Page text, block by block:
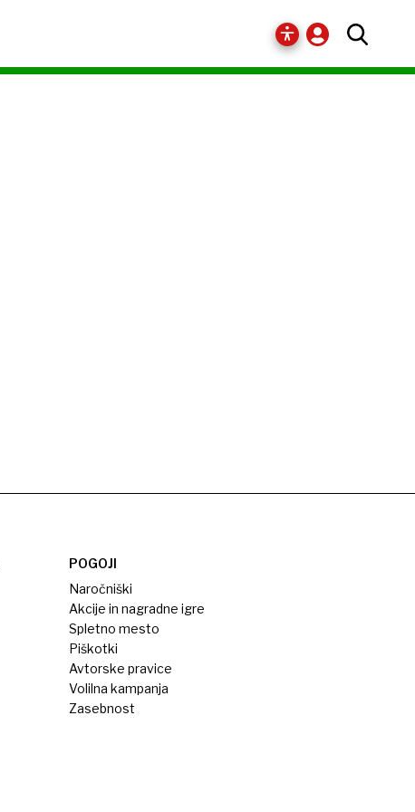
POGOJI
Naročniški
Akcije in nagradne igre
Spletno mesto
Piškotki
Avtorske pravice
Volilna kampanja
Zasebnost